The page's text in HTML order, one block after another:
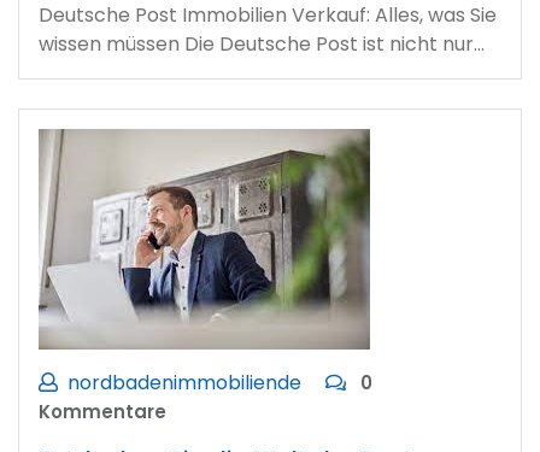
Deutsche Post Immobilien Verkauf: Alles, was Sie
wissen müssen Die Deutsche Post ist nicht nur…
nordbadenimmobiliende
0
Kommentare